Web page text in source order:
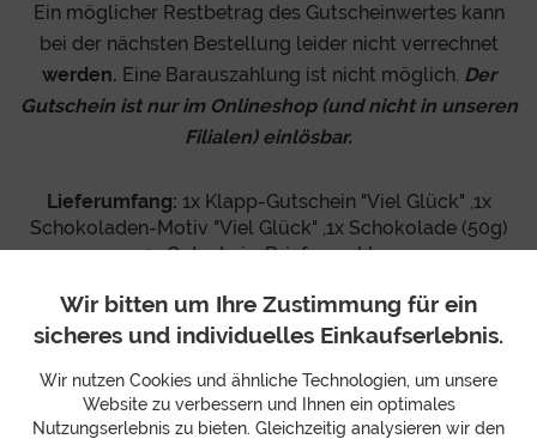
Ein möglicher Restbetrag des Gutscheinwertes kann
bei der nächsten Bestellung leider nicht verrechnet
werden. Eine Barauszahlung ist nicht möglich. Der
Gutschein ist nur im Onlineshop (und nicht in unseren
Filialen) einlösbar.
Lieferumfang: 1x Klapp-Gutschein "Viel Glück" ,1x
Schokoladen-Motiv "Viel Glück" ,1x Schokolade (50g)
,1x Gutschein-Briefumschlag
Wir bitten um Ihre Zustimmung für ein
sicheres und individuelles Einkaufserlebnis.
Wir nutzen Cookies und ähnliche Technologien, um unsere
Website zu verbessern und Ihnen ein optimales
Nutzungserlebnis zu bieten. Gleichzeitig analysieren wir den